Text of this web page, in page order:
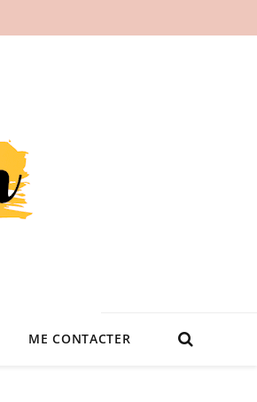
ME CONTACTER